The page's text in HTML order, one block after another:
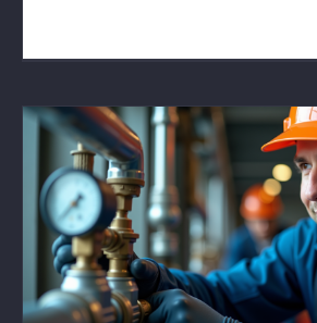
Desatascos en Orihuela
limpieza con presión